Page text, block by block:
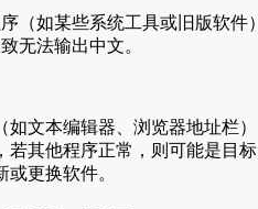
（如某些系统工具或旧版软件
无法输出中文。
文本编辑器、浏览器地址栏）
若其他程序正常，则可能是目标
更换软件。